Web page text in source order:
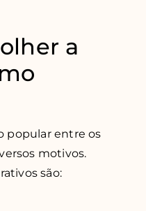
a
popular entre os
motivos.
são: